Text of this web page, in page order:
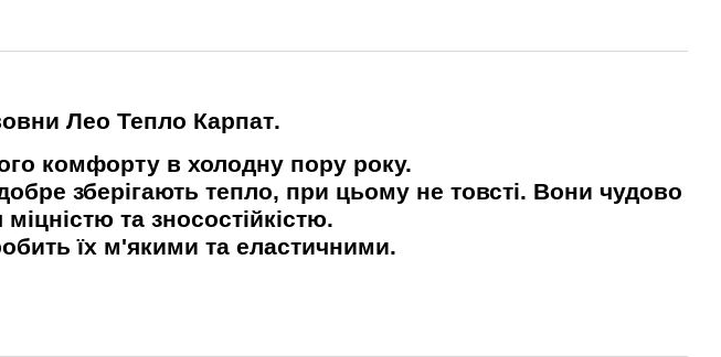
Лео Тепло Карпат.
комфорту в холодну пору року.
зберігають тепло, при цьому не товсті. Вони чудово
та зносостійкістю.
їх м'якими та еластичними.